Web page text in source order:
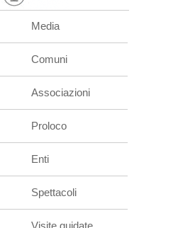
Media
Comuni
Associazioni
Proloco
Enti
Spettacoli
Visite guidate